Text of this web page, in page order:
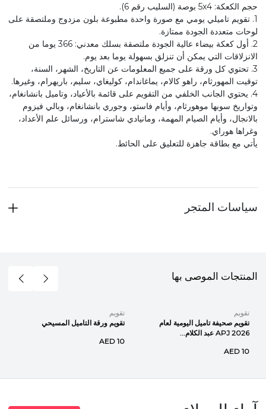
حجم الكعكة: 5x4 بوصة (السليب رقم 6).
1. تقويم تاميلي يومي مع صورة واحدة مطبوعة بلون مزدوج وملتصقة على
لوحات متعددة الجودة ممتازة.
2. أول كعكة بيضاء عالية الجودة ملتصقة بسلك معدني: 366 يوما من
الانزلاقات التي يمكن أن تنزلق بسهولة يوما بعد يوم.
3. تحتوي كل ورقة على جميع المعلومات عن التاريخ، الشهر، السنة،
توقيت المهورثام، راهو كالام، يماغاندام، كوليغاي، سليم، باريهرام، وغيرها.
4. يحتوي الجانب الخلفي من التقويم على قائمة بالأعياد، وتاميل بانشانغام،
وتواريخ سوبها موهورثام، وأيام فاستو، وجوري بانشانغام، وبالي فيزوم
بالانجال، وأيام الصيام المهمة، ومانيادي شاسترام، ورسائل علم الأعداد،
وغراها هوراي.
يأتي مع بطاقة جاهزة للتعليق على الحائط.
سياسات المتجر
المنتجات الموصى بها
تقويم
تقويم صحيفة تاميل اليومية لعام
2026 APJ عبد الكلام...
AED 10
تقويم
تقويم ورقة التاميل المسيحي
AED 10